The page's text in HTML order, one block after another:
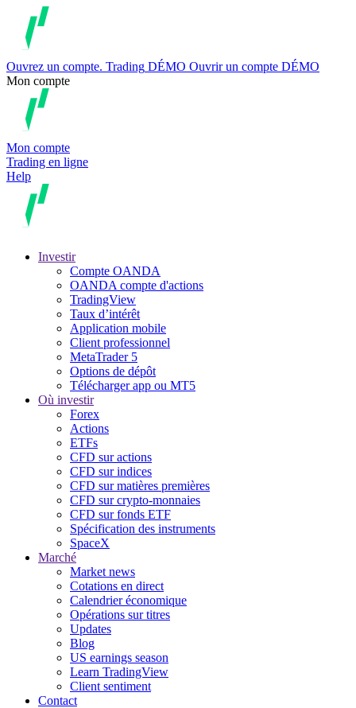
Ouvrez un compte. Trading DÉMO Ouvrir un compte DÉMO
Mon compte
Mon compte
Trading en ligne
Help
Investir
Compte OANDA
OANDA compte d'actions
TradingView
Taux d’intérêt
Application mobile
Client professionnel
MetaTrader 5
Options de dépôt
Télécharger app ou MT5
Où investir
Forex
Actions
ETFs
CFD sur actions
CFD sur indices
CFD sur matières premières
CFD sur crypto-monnaies
CFD sur fonds ETF
Spécification des instruments
SpaceX
Marché
Market news
Cotations en direct
Calendrier économique
Opérations sur titres
Updates
Blog
US earnings season
Learn TradingView
Client sentiment
Contact